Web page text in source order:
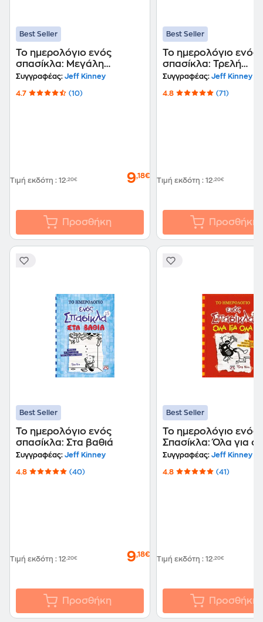
Best Seller
Το ημερολόγιο ενός
σπασίκλα: Μεγάλη
ευκαιρία
Συγγραφέας: Jeff Kinney
4.7 (10)
Τιμή εκδότη : 12,20€ 9,18€
Προσθήκη
Best Seller
Το ημερολόγιο ενός
σπασίκλα: Τρελή
γκαντεμιά
Συγγραφέας: Jeff Kinney
4.8 (71)
Τιμή εκδότη : 12,20€
Προσθήκη
Best Seller
Το ημερολόγιο ενός
σπασίκλα: Στα βαθιά
Συγγραφέας: Jeff Kinney
4.8 (40)
Τιμή εκδότη : 12,20€ 9,18€
Προσθήκη
Best Seller
Το ημερολόγιο ενός
Σπασίκλα: Όλα για
Συγγραφέας: Jeff Kinney
4.8 (41)
Τιμή εκδότη : 12,20€
Προσθήκη